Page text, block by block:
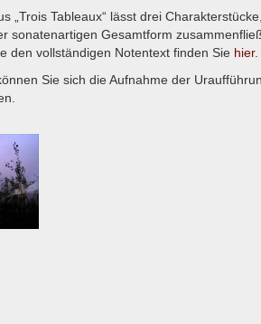
„Trois Tableaux“ lässt drei
sonatenartigen Gesamtform
den vollständigen Notentext finden Sie hier.
Sie sich die Aufnahme der